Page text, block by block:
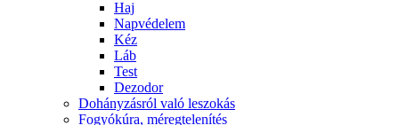
Haj
Napvédelem
Kéz
Láb
Test
Dezodor
Dohányzásról való leszokás
Fogyókúra, méregtelenítés